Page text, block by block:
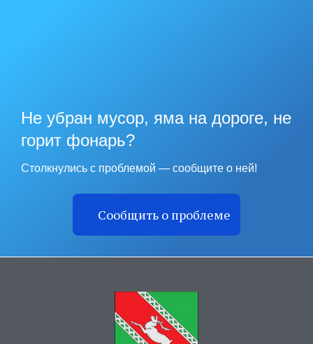
Не убран мусор, яма на дороге, не
горит фонарь?
Столкнулись с проблемой — сообщите о ней!
Сообщить о проблеме